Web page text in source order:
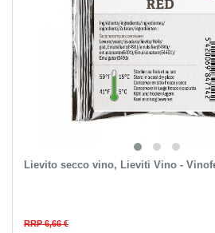
Lievito secco vino, Lieviti Vino -
RRP 6,66 €